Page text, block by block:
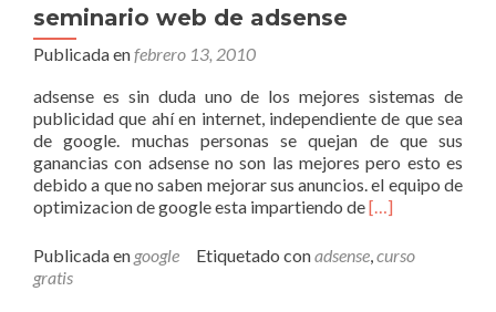
seminario web de adsense
Publicada enfebrero 13, 2010
adsense es sin duda uno de los mejores sistemas de
publicidad que ahí en internet, independiente de que sea
de google. muchas personas se quejan de que sus
ganancias con adsense no son las mejores pero esto es
debido a que no saben mejorar sus anuncios. el equipo de
optimizacion de google esta impartiendo deLeer
web
de
[…]
Publicada en google Etiquetado conadsense,curso
gratis